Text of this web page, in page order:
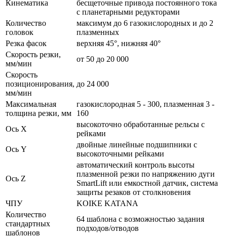
Кинематика
бесщеточные привода постоянного тока
с планетарными редукторами
Количество
головок
максимум до 6 газокислородных и до 2
плазменных
Резка фасок
верхняя 45°, нижняя 40°
Скорость резки,
мм/мин
от 50 до 20 000
Скорость
позиционирования,
мм/мин
до 24 000
Максимальная
толщина резки, мм
газокислородная 5 - 300, плазменная 3 -
160
Ось X
высокоточно обработанные рельсы с
рейками
Ось Y
двойные линейные подшипники с
высокоточными рейками
Ось Z
автоматический контроль высоты
плазменной резки по напряжению дуги
SmartLift или емкостной датчик, система
защиты резаков от столкновения
ЧПУ
KOIKE KATANA
Количество
стандартных
шаблонов
64 шаблона с возможностью задания
подходов/отводов